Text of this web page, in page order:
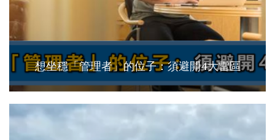
想坐穩「管理者」的位子：須避開4大雷區